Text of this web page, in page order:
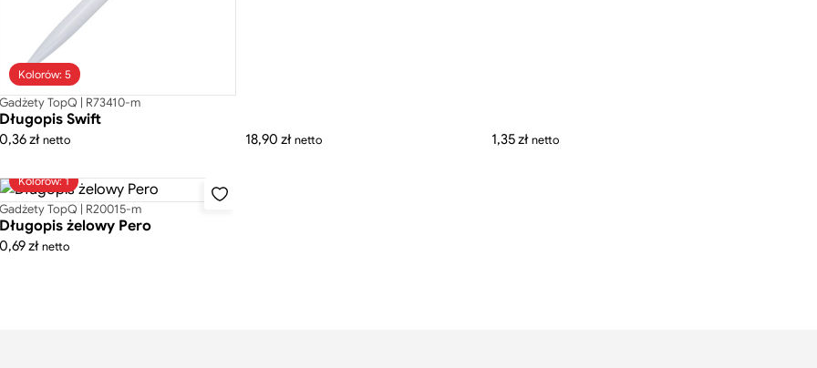
Kolorów: 5
Gadżety TopQ | R73410-m
Długopis Swift
0,36złnetto 18,90 złnetto 1,35złnetto
Kolorów: 1
Gadżety TopQ | R20015-m
Długopis żelowy Pero
0,69złnetto